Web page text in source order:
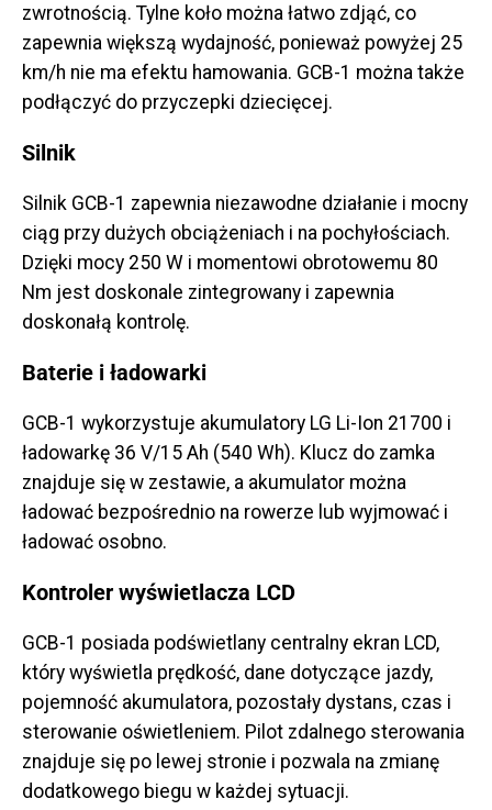
zwrotnością. Tylne koło można łatwo zdjąć, co
zapewnia większą wydajność, ponieważ powyżej 25
km/h nie ma efektu hamowania. GCB-1 można także
podłączyć do przyczepki dziecięcej.
Silnik
Silnik GCB-1 zapewnia niezawodne działanie i mocny
ciąg przy dużych obciążeniach i na pochyłościach.
Dzięki mocy 250 W i momentowi obrotowemu 80
Nm jest doskonale zintegrowany i zapewnia
doskonałą kontrolę.
Baterie i ładowarki
GCB-1 wykorzystuje akumulatory LG Li-Ion 21700 i
ładowarkę 36 V/15 Ah (540 Wh). Klucz do zamka
znajduje się w zestawie, a akumulator można
ładować bezpośrednio na rowerze lub wyjmować i
ładować osobno.
Kontroler wyświetlacza LCD
GCB-1 posiada podświetlany centralny ekran LCD,
który wyświetla prędkość, dane dotyczące jazdy,
pojemność akumulatora, pozostały dystans, czas i
sterowanie oświetleniem. Pilot zdalnego sterowania
znajduje się po lewej stronie i pozwala na zmianę
dodatkowego biegu w każdej sytuacji.